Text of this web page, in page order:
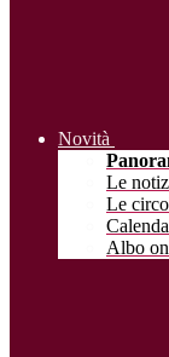
Novità
Le
Le
Albo